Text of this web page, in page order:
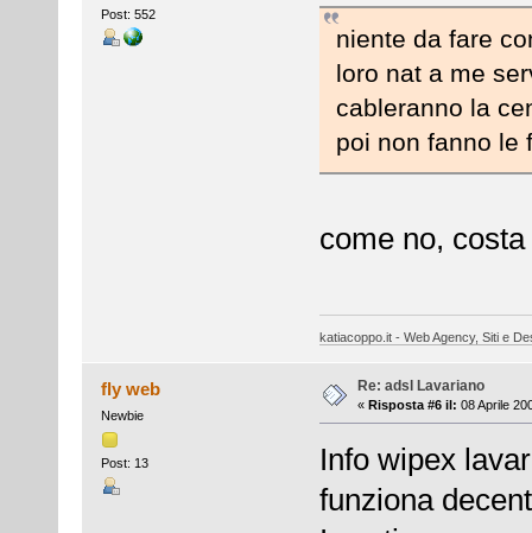
Post: 552
niente da fare
loro nat a me
cableranno la
poi non fanno le
come no,
katiacoppo.it - Web Agency, Siti e
fly web
Newbie
Post: 13
Re: adsl Lavariano
« Risposta #6 il: 08 Aprile
Info wipex
funziona